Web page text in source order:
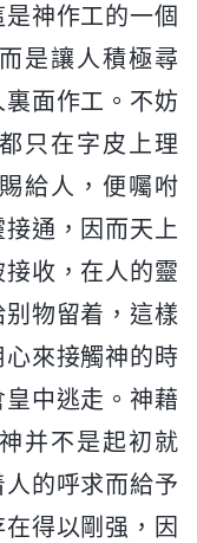
神作工的一個
是讓人積極尋
面作工。不妨
只在字皮上理
給人，便囑咐
通，因而天上
收，在人的靈
物留着，這樣
來接觸神的時
中逃走。神藉
并不是起初就
人的呼求而給予
得以剛强，因